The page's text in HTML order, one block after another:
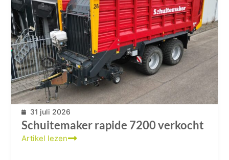
31 juli 2026
Schuitemaker rapide 7200 verkocht
Artikel lezen